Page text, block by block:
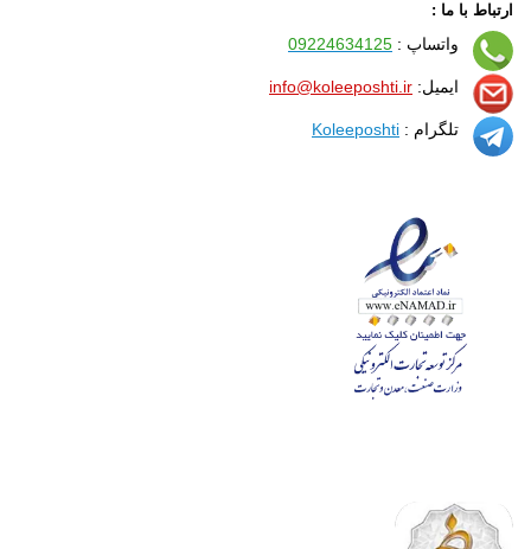
ارتباط با ما :
واتساپ : 09224634125
ایمیل: info@koleeposhti.ir
تلگرام : Koleeposhti